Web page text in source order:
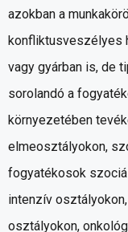
azokban a
konfliktusveszélyes
vagy gyárban is, de
sorolandó a
környezetében
elmeosztályokon,
fogyatékosok
intenzív
osztályokon,